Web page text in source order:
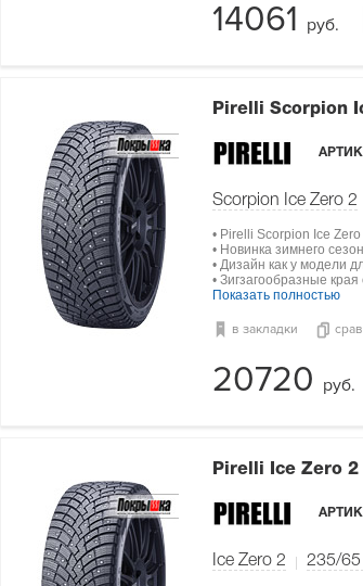
14061 руб.
Pirelli Scorpion
Scorpion Ice Zero 2
• Pirelli Scorpion Ice
• Новинка зимнего
• Дизайн как у модели
• Зигзагообразные
Показать полностью
в закладки
20720 руб.
Pirelli Ice Zero 2
Ice Zero 2 235/65